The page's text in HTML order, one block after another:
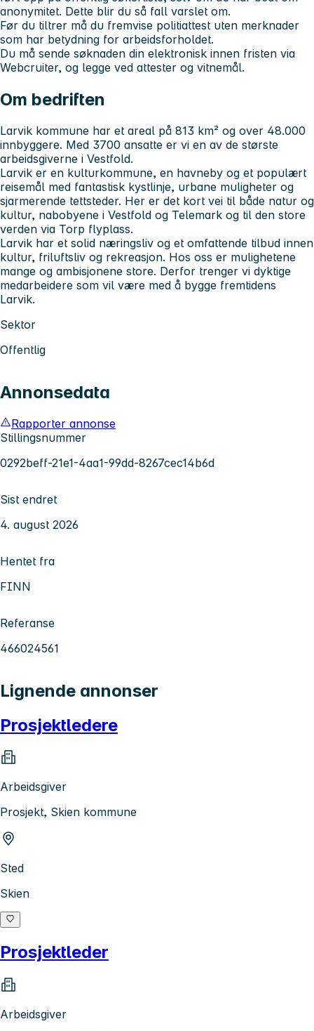
anonymitet. Dette blir du så fall varslet om.
Før du tiltrer må du fremvise politiattest uten merknader
som har betydning for arbeidsforholdet.
Du må sende søknaden din elektronisk innen fristen via
Webcruiter, og legge ved attester og vitnemål.
Om bedriften
Larvik kommune har et areal på 813 km² og over 48.000
innbyggere. Med 3700 ansatte er vi en av de største
arbeidsgiverne i Vestfold.
Larvik er en kulturkommune, en havneby og et populært
reisemål med fantastisk kystlinje, urbane muligheter og
sjarmerende tettsteder. Her er det kort vei til både natur og
kultur, nabobyene i Vestfold og Telemark og til den store
verden via Torp flyplass.
Larvik har et solid næringsliv og et omfattende tilbud innen
kultur, friluftsliv og rekreasjon. Hos oss er mulighetene
mange og ambisjonene store. Derfor trenger vi dyktige
medarbeidere som vil være med å bygge fremtidens
Larvik.
Sektor
Offentlig
Annonsedata
Rapporter annonse
Stillingsnummer
0292beff-21e1-4aa1-99dd-8267cec14b6d
Sist endret
4. august 2026
Hentet fra
FINN
Referanse
466024561
Lignende annonser
Prosjektledere
Arbeidsgiver
Prosjekt, Skien kommune
Sted
Skien
Prosjektleder
Arbeidsgiver